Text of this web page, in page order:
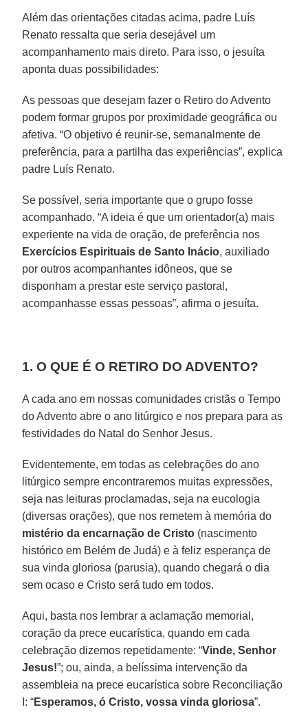
Além das orientações citadas acima, padre Luís
Renato ressalta que seria desejável um
acompanhamento mais direto. Para isso, o jesuíta
aponta duas possibilidades:
As pessoas que desejam fazer o Retiro do Advento
podem formar grupos por proximidade geográfica ou
afetiva. “O objetivo é reunir-se, semanalmente de
preferência, para a partilha das experiências”, explica
padre Luís Renato.
Se possível, seria importante que o grupo fosse
acompanhado. “A ideia é que um orientador(a) mais
experiente na vida de oração, de preferência nos
Exercícios Espirituais de Santo Inácio, auxiliado
por outros acompanhantes idôneos, que se
disponham a prestar este serviço pastoral,
acompanhasse essas pessoas”, afirma o jesuíta.
1. O QUE É O RETIRO DO ADVENTO?
A cada ano em nossas comunidades cristãs o Tempo
do Advento abre o ano litúrgico e nos prepara para as
festividades do Natal do Senhor Jesus.
Evidentemente, em todas as celebrações do ano
litúrgico sempre encontraremos muitas expressões,
seja nas leituras proclamadas, seja na eucologia
(diversas orações), que nos remetem à memória do
mistério da encarnação de Cristo (nascimento
histórico em Belém de Judá) e à feliz esperança de
sua vinda gloriosa (parusia), quando chegará o dia
sem ocaso e Cristo será tudo em todos.
Aqui, basta nos lembrar a aclamação memorial,
coração da prece eucarística, quando em cada
celebração dizemos repetidamente: “Vinde, Senhor
Jesus!”; ou, ainda, a belíssima intervenção da
assembleia na prece eucarística sobre Reconciliação
I: “Esperamos, ó Cristo, vossa vinda gloriosa”.